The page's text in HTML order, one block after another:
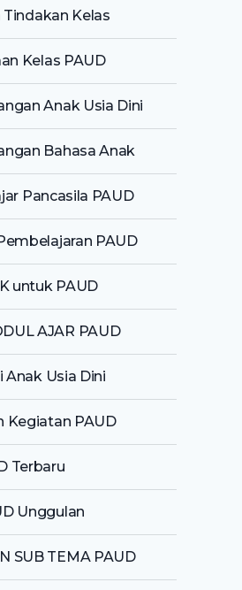
Tindakan Kelas
Kelas PAUD
Anak Usia Dini
Bahasa Anak
Pancasila PAUD
PAUD
untuk PAUD
AJAR PAUD
Anak Usia Dini
Kegiatan PAUD
Terbaru
Unggulan
SUB TEMA PAUD